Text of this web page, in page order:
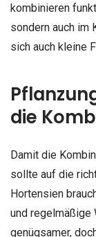
kombinieren
sondern auch im
sich auch kleine
die
Damit die
sollte auf die
Hortensien
und regelmäßige
genügsamer,